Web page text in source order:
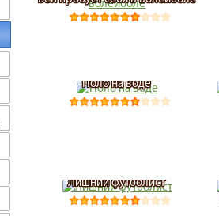
Поло на воде
Лишний футболист